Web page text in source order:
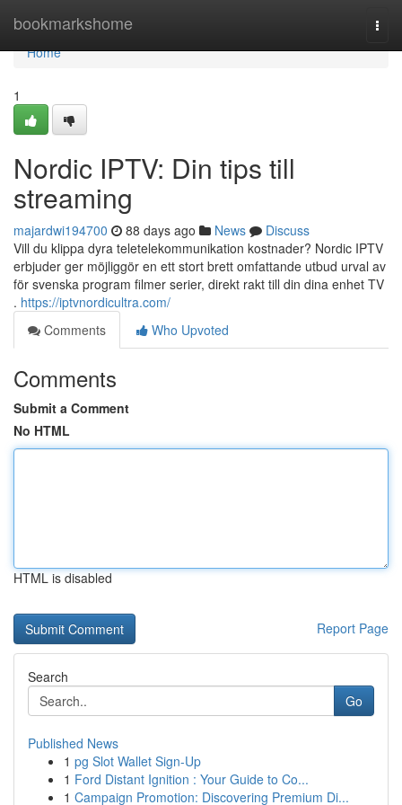
bookmarkshome
Home
Home
1
Nordic IPTV: Din tips till
streaming
majardwi194700 88 days ago News
Discuss
Vill du klippa dyra teletelekommunikation kostnader? Nordic IPTV
erbjuder ger möjliggör en ett stort brett omfattande utbud urval av
för svenska program filmer serier, direkt rakt till din dina enhet TV
. https://iptvnordicultra.com/
Comments
Who Upvoted
Comments
Submit a Comment
No HTML
HTML is disabled
Report Page
Search
Go
Published News
1 pg Slot Wallet Sign-Up
1 Ford Distant Ignition : Your Guide to Co...
1 Campaign Promotion: Discovering Premium Di...